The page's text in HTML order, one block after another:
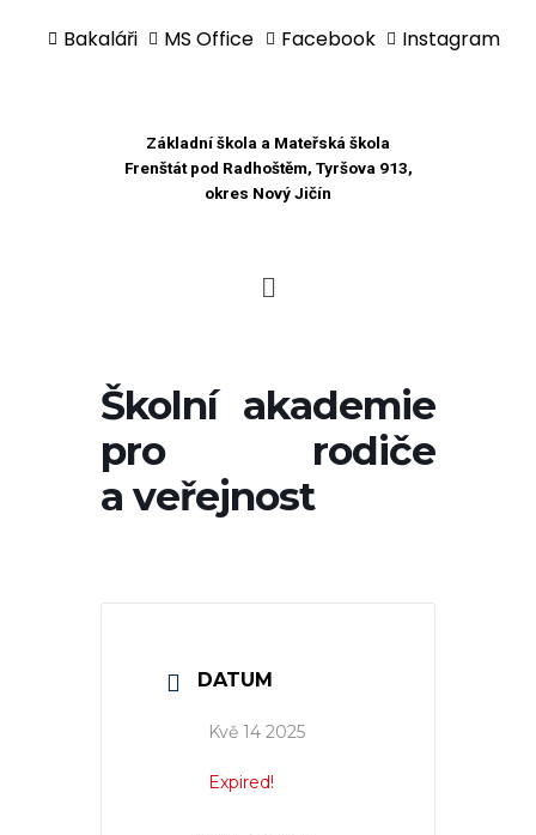
Bakaláři MS Office Facebook Instagram
Základní škola a Mateřská škola
Frenštát pod Radhoštěm, Tyršova 913,
okres Nový Jičín
Školní akademie
pro rodiče
a veřejnost
DATUM
Kvě 14 2025
Expired!